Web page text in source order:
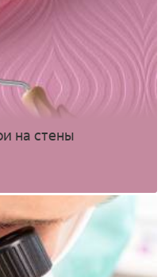
на стены